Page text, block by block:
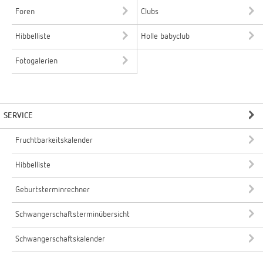
Foren Clubs
Hibbelliste Holle babyclub
Fotogalerien
SERVICE
Fruchtbarkeitskalender
Hibbelliste
Geburtsterminrechner
Schwangerschaftsterminübersicht
Schwangerschaftskalender